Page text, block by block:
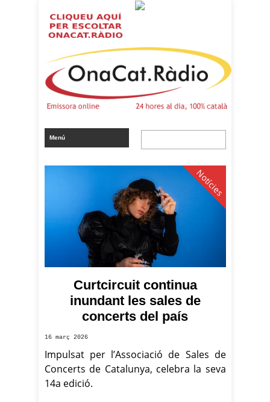
Notícies
Joina / Irina Canyet
Curtcircuit continua
inundant les sales de
concerts del país
16 març 2026
Impulsat per l’Associació de Sales de
Concerts de Catalunya, celebra la seva
14a edició.